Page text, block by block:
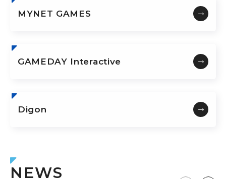
MYNET GAMES
GAMEDAY Interactive
Digon
NEWS